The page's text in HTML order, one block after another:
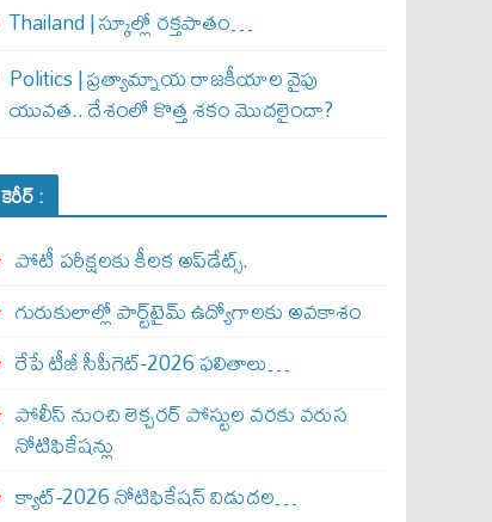
Thailand | స్కూల్లో రక్తపాతం…
Politics | ప్రత్యామ్నాయ రాజకీయాల వైపు
యువత.. దేశంలో కొత్త శకం మొదలైందా?
కెరీర్ :
పోటీ పరీక్షలకు కీలక అప్‌డేట్స్.
గురుకులాల్లో పార్ట్‌టైమ్ ఉద్యోగాలకు అవకాశం
రేపే టీజీ సీపీగెట్‌-2026 ఫలితాలు…
పోలీస్ నుంచి లెక్చరర్ పోస్టుల వరకు వరుస
నోటిఫికేషన్లు
క్యాట్-2026 నోటిఫికేషన్ విడుదల…